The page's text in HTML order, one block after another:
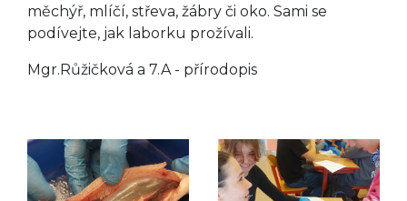
měchýř, mlíčí, střeva, žábry či oko. Sami se
podívejte, jak laborku prožívali.
Mgr.Růžičková a 7.A - přírodopis